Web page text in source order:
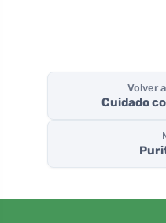
Volver
Cuidado